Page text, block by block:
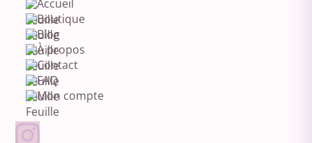
Accueil
Boutique
Blog
À propos
Contact
FAQ
Mon compte